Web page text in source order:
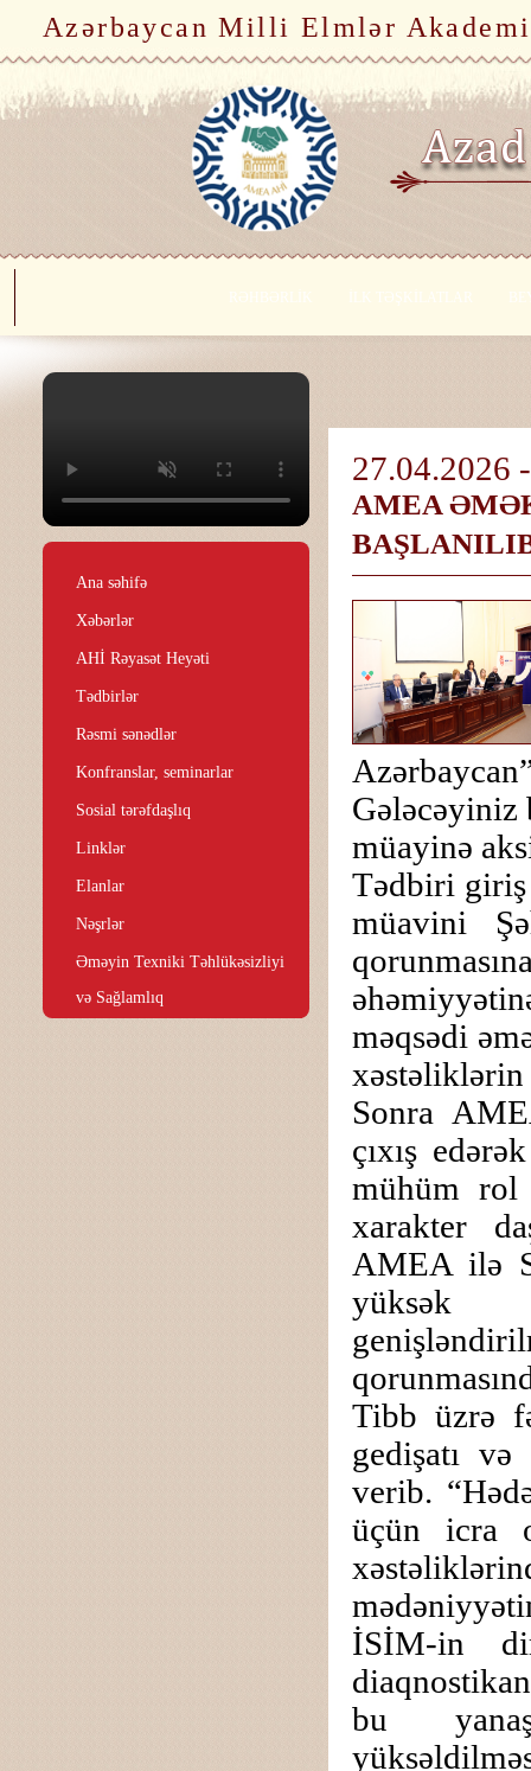
Azərbaycan Milli Elmlər
RƏHBƏRLİK İLK TƏŞKİLATLAR
Ana səhifə
Xəbərlər
AHİ Rəyasət Heyəti
Tədbirlər
Rəsmi sənədlər
Konfranslar, seminarlar
Sosial tərəfdaşlıq
Linklər
Elanlar
Nəşrlər
Əməyin Texniki Təhlükəsizliyi
və Sağlamlıq
27.04.2026
AMEA
Gələcəyiniz
müayinə
Tədbiri giriş
müavini
məqsədi
xəstəliklərin
Sonra
çıxış
mühüm rol
xarakter
AMEA ilə
yüksək
Tibb üzrə
gedişatı
verib.
üçün icra
İSİM-in
bu